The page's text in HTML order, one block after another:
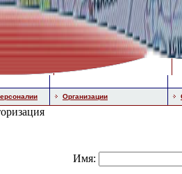
Организации
Имя: